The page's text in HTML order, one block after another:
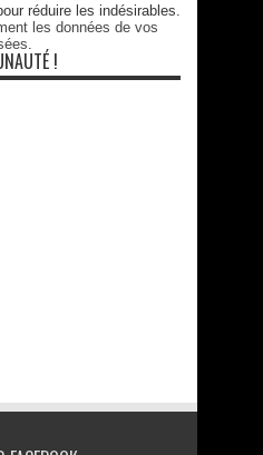
réduire les indésirables.
les données de vos
!